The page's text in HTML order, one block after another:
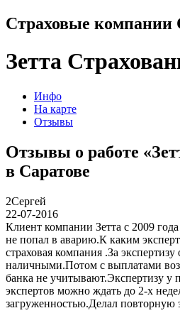
Страховые компании
Зетта
Инфо
На карте
Отзывы
Отзывы о работе
в Саратове
2Сергей
22-07-2016
Клиент компании Зетта с 2009
не попал в аварию.К каким
страховая компания .За
наличными.Потом с выплатами
банка не учитывают.Экспертизу у
экспертов можно ждать до 2-х
загруженностью.Делал повторную